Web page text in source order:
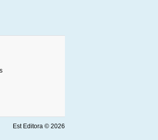
Est Editora © 2026